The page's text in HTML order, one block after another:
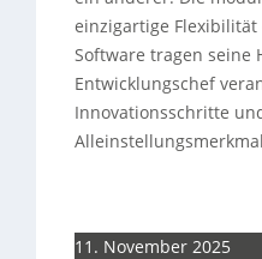
einzigartige Flexibilität
Software tragen seine
Entwicklungschef
Innovationsschritte
11. November 2025